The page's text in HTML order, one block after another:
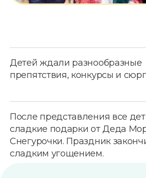
Детей ждали разнообразные
препятствия, конкурсы и
После представления все
сладкие подарки от Деда
Снегурочки. Праздник
сладким угощением.